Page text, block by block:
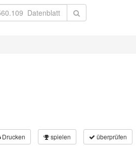
Drucken spielen überprüfen